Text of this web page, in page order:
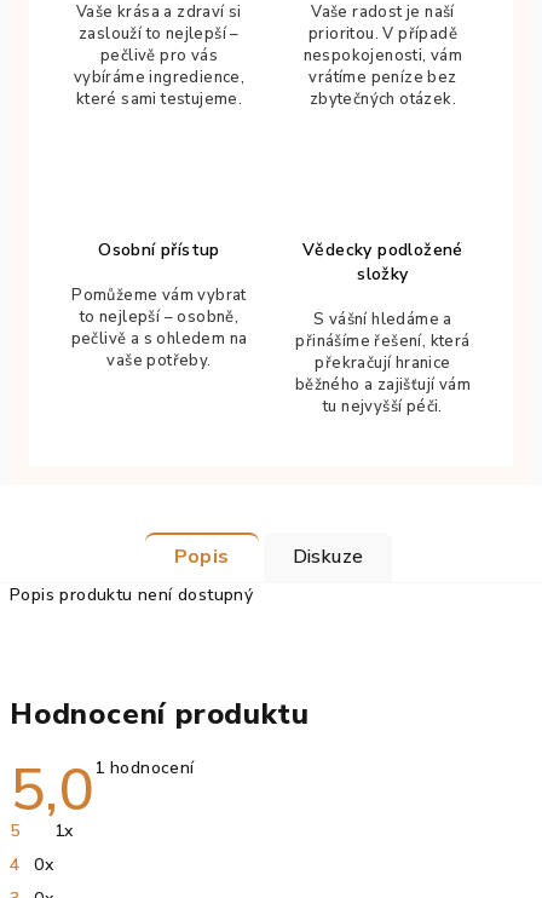
Vaše krása a zdraví si
zaslouží to nejlepší –
pečlivě pro vás
vybíráme ingredience,
které sami testujeme.
Vaše radost je naší
prioritou. V případě
nespokojenosti, vám
vrátíme peníze bez
zbytečných otázek.
Osobní přístup
Pomůžeme vám vybrat
to nejlepší – osobně,
pečlivě a s ohledem na
vaše potřeby.
Vědecky podložené
složky
S vášní hledáme a
přinášíme řešení, která
překračují hranice
běžného a zajišťují vám
tu nejvyšší péči.
Popis Diskuze
Popis produktu není dostupný
Hodnocení produktu
5,0 Průměrné
1 hodnocení
5
1x
4
0x